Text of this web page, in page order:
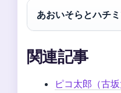
あおいそらとハチ
関連記事
ピコ太郎（古